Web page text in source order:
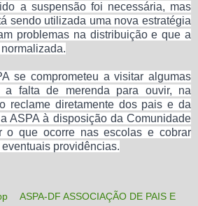
a suspensão foi necessária, mas
sendo utilizada uma nova estratégia
problemas na distribuição e que a
se comprometeu a visitar algumas
a falta de merenda para ouvir, na
reclame diretamente dos pais e da
ASPA à disposição da Comunidade
o que ocorre nas escolas e cobrar
providências.
ASPA-DF ASSOCIAÇÃO DE PAIS E